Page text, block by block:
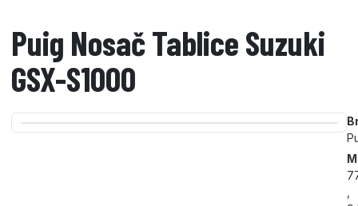
Puig Nosač Tablice Suzuki
GSX-S1000